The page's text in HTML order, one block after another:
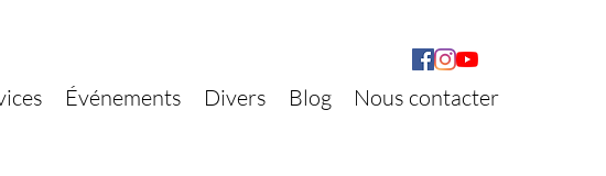
Événements Divers Blog Nous contacter